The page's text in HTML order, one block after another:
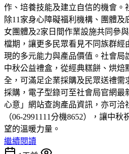
作、培養技能及建立自信的機會。
除11家身心障礙福利機構、團體
女團體及2家日間作業設施共同參
檔期，讓更多民眾看見不同族群經
現的多元能力與產品價值。社會局
中秋公益禮盒，從經典糕餅、烘焙
全，可滿足企業採購及民眾送禮需
採購，電子型錄可至社會局官網最
心意」網站查詢產品資訊，亦可洽
（06-2991111分機8652），讓中
望的溫暖力量。
繼續閱讀